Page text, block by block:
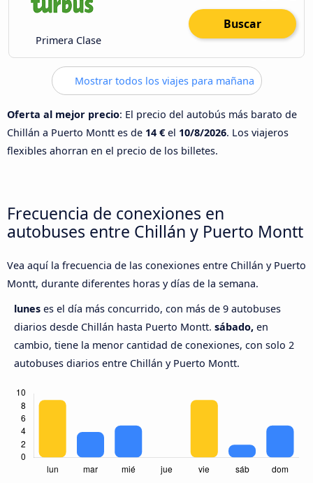
Primera Clase
Buscar
Mostrar todos los viajes para mañana
Oferta al mejor precio: El precio del autobús más barato de
Chillán a Puerto Montt es de 14 € el 10/8/2026. Los viajeros
flexibles ahorran en el precio de los billetes.
Frecuencia de conexiones en
autobuses entre Chillán y Puerto Montt
Vea aquí la frecuencia de las conexiones entre Chillán y Puerto
Montt, durante diferentes horas y días de la semana.
lunes es el día más concurrido, con más de 9 autobuses
diarios desde Chillán hasta Puerto Montt. sábado, en
cambio, tiene la menor cantidad de conexiones, con solo 2
autobuses diarios entre Chillán y Puerto Montt.